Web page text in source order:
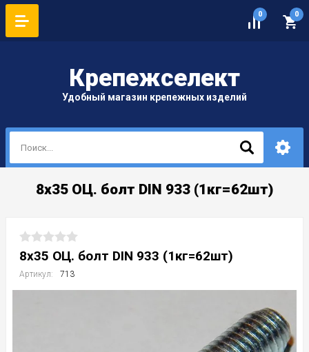
0 0
Крепежселект
Удобный магазин крепежных изделий
8х35 ОЦ. болт DIN 933 (1кг=62шт)
8х35 ОЦ. болт DIN 933 (1кг=62шт)
Артикул: 713